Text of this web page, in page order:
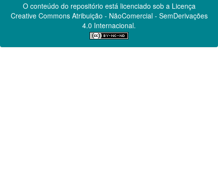
O conteúdo do repositório está licenciado sob a Licença
Creative CommonsAtribuição - NãoComercial - SemDerivações
4.0 Internacional.